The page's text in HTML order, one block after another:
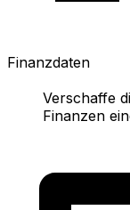
Finanzdaten
Verschaffe
Finanzen